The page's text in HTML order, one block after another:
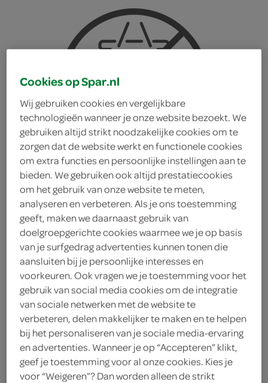
Becel bak en braad
Becel
250 Gram
Let op: aanbiedingen zijn niet zichtbaar bij de
producten, maar worden wél automatisch
verwerkt in de winkelmand.
Cookies op Spar.nl
Wij gebruiken cookies en vergelijkbare
technologieën wanneer je onze website bezoekt. We
gebruiken altijd strikt noodzakelijke cookies om te
zorgen dat de website werkt en functionele cookies
om extra functies en persoonlijke instellingen aan te
bieden. We gebruiken ook altijd prestatiecookies
om het gebruik van onze website te meten,
analyseren en verbeteren. Als je ons toestemming
geeft, maken we daarnaast gebruik van
doelgroepgerichte cookies waarmee we je op basis
van je surfgedrag advertenties kunnen tonen die
aansluiten bij je persoonlijke interesses en
voorkeuren. Ook vragen we je toestemming voor het
gebruik van social media cookies om de integratie
van sociale netwerken met de website te
verbeteren, delen makkelijker te maken en te helpen
bij het personaliseren van je sociale media-ervaring
en advertenties. Wanneer je op “Accepteren” klikt,
geef je toestemming voor al onze cookies. Kies je
voor “Weigeren”? Dan worden alleen de strikt